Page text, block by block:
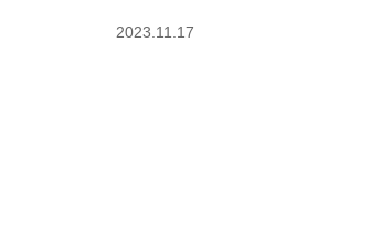
2023.11.17